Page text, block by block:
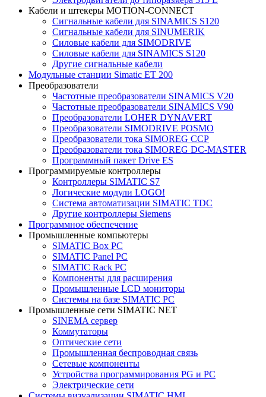
Кабели и штекеры MOTION-CONNECT
Сигнальные кабели для SINAMICS S120
Сигнальные кабели для SINUMERIK
Силовые кабели для SIMODRIVE
Силовые кабели для SINAMICS S120
Другие сигнальные кабели
Модульные станции Simatic ET 200
Преобразователи
Частотные преобразователи SINAMICS V20
Частотные преобразователи SINAMICS V90
Преобразователи LOHER DYNAVERT
Преобразователи SIMODRIVE POSMO
Преобразователи тока SIMOREG CCP
Преобразователи тока SIMOREG DC-MASTER
Программный пакет Drive ES
Программируемые контроллеры
Контроллеры SIMATIC S7
Логические модули LOGO!
Система автоматизации SIMATIC TDC
Другие контроллеры Siemens
Программное обеспечение
Промышленные компьютеры
SIMATIC Box PC
SIMATIC Panel PС
SIMATIC Rack PC
Компоненты для расширения
Промышленные LCD мониторы
Системы на базе SIMATIC PC
Промышленные сети SIMATIC NET
SINEMA сервер
Коммутаторы
Оптические сети
Промышленная беспроводная связь
Сетевые компоненты
Устройства программирования PG и PC
Электрические сети